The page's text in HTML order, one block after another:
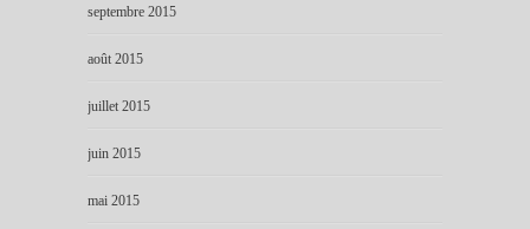
septembre 2015
août 2015
juillet 2015
juin 2015
mai 2015